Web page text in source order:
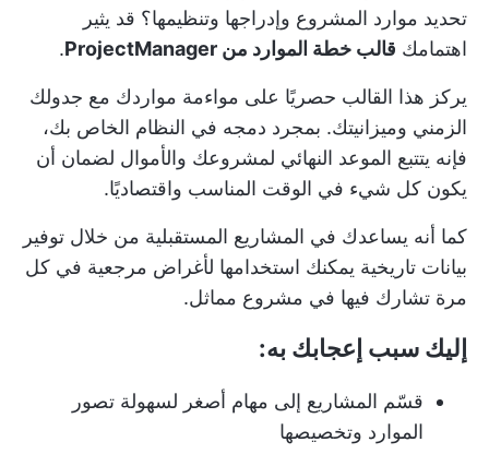
تحديد موارد المشروع وإدراجها وتنظيمها؟ قد يثير
اهتمامك قالب خطة الموارد من ProjectManager .
يركز هذا القالب حصريًا على مواءمة مواردك مع جدولك
الزمني وميزانيتك. بمجرد دمجه في النظام الخاص بك،
فإنه يتتبع الموعد النهائي لمشروعك والأموال لضمان أن
يكون كل شيء في الوقت المناسب واقتصاديًا.
كما أنه يساعدك في المشاريع المستقبلية من خلال توفير
بيانات تاريخية يمكنك استخدامها لأغراض مرجعية في كل
مرة تشارك فيها في مشروع مماثل.
إليك سبب إعجابك به:
قسّم المشاريع إلى مهام أصغر لسهولة تصور
الموارد وتخصيصها